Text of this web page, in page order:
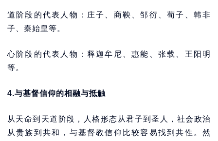
道阶段的代表人物：庄子、商鞅、邹衍、荀子、韩非
子、秦始皇等。
心阶段的代表人物：释迦牟尼、惠能、张载、王阳明
等。
4.与基督信仰的相融与抵触
从天命到天道阶段，人格形态从君子到圣人，社会政治
从贵族到共和，与基督教信仰比较容易找到共性。然